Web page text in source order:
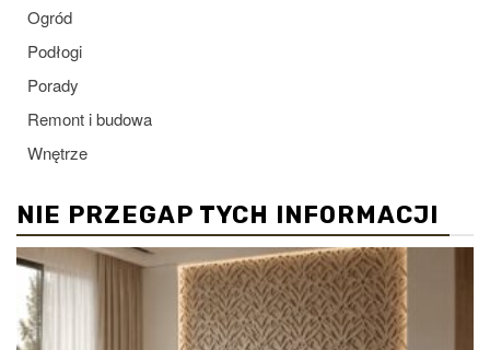
Ogród
Podłogi
Porady
Remont i budowa
Wnętrze
NIE PRZEGAP TYCH INFORMACJI